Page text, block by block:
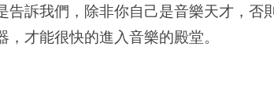
訴我們，除非你自己是音樂天才，否
才能很快的進入音樂的殿堂。